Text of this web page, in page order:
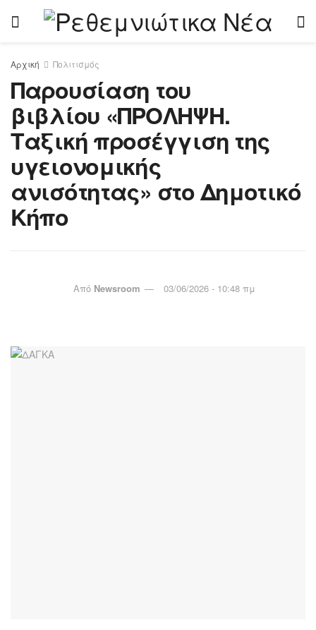
Αρχική Πολιτισμός
Παρουσίαση του
βιβλίου «ΠΡΟΛΗΨΗ.
Ταξική προσέγγιση της
υγειονομικής
ανισότητας» στο Δημοτικό
Κήπο
Από Newsroom 03/06/2026 - 10:48 πμ